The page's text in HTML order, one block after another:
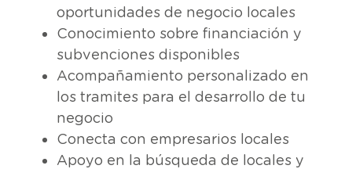
oportunidades de negocio locales
Conocimiento sobre financiación y
subvenciones disponibles
Acompañamiento personalizado en
los tramites para el desarrollo de tu
negocio
Conecta con empresarios locales
Apoyo en la búsqueda de locales y